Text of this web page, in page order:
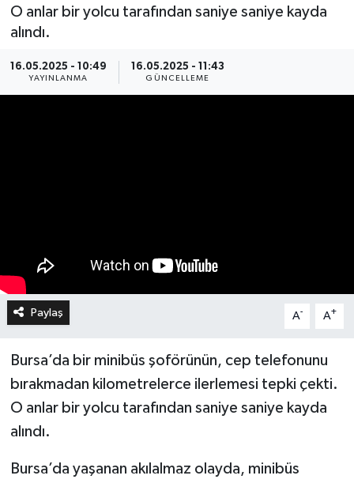
O anlar bir yolcu tarafından saniye saniye kayda
alındı.
16.05.2025 - 10:49
YAYINLANMA
16.05.2025 - 11:43
GÜNCELLEME
Paylaş A- A+
Bursa’da bir minibüs şoförünün, cep telefonunu
bırakmadan kilometrelerce ilerlemesi tepki çekti.
O anlar bir yolcu tarafından saniye saniye kayda
alındı.
Bursa’da yaşanan akılalmaz olayda, minibüs
Sağlık
Son Dakika Haberleri
Haber Arşivi